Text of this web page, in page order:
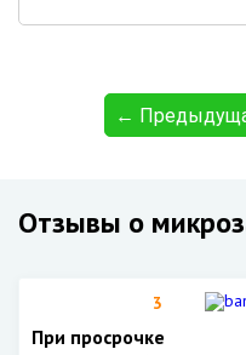
←
Отзывы о
3
При просрочке